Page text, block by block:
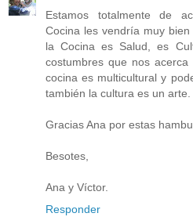
Estamos totalmente de
Cocina les vendría muy
la Cocina es Salud, es
costumbres que nos
cocina es multicultural y
también la cultura es un arte.
Gracias Ana por estas
Besotes,
Ana y Víctor.
Responder